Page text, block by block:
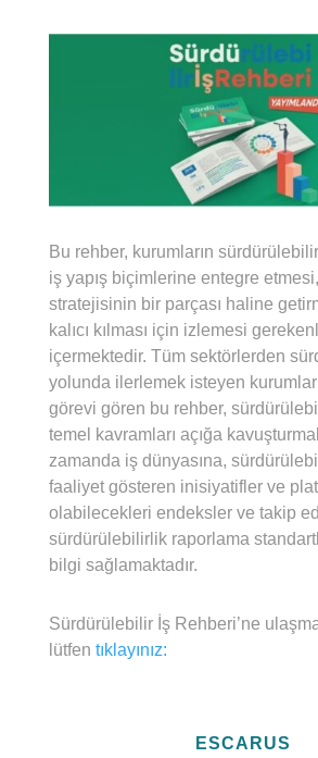
Bu rehber, kurumların
iş yapış biçimlerine entegre
stratejisinin bir parçası haline
kalıcı kılması için izlemesi
içermektedir. Tüm sektörlerden
yolunda ilerlemek isteyen kurumlar
görevi gören bu rehber,
temel kavramları açığa
zamanda iş dünyasına,
faaliyet gösteren inisiyatifler ve
olabilecekleri endeksler ve takip
sürdürülebilirlik raporlama
bilgi sağlamaktadır.
Sürdürülebilir İş Rehberi’ne
lütfen tıklayınız:
ESCARUS